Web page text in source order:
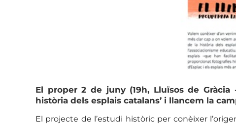
El proper 2 de juny (19h, Lluïsos de
història dels esplais catalans’ i llancem la
El projecte de l’estudi històric per conèixer